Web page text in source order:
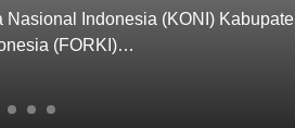
Indonesia (KONI)
(FORKI)…